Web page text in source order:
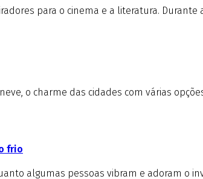
para o cinema e a literatura. Durante
o charme das cidades com várias
frio
algumas pessoas vibram e adoram o